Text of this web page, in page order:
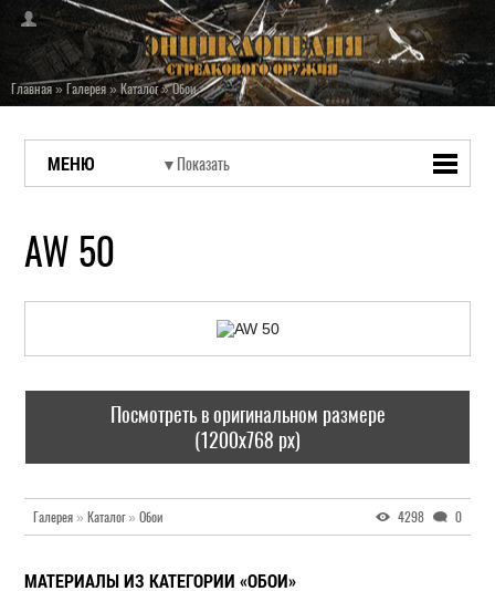
Главная»Галерея»Каталог»Обои
МЕНЮ
AW 50
Посмотреть в оригинальном размере
(1200x768 px)
Галерея » Каталог» Обои 4298 0
МАТЕРИАЛЫ ИЗ КАТЕГОРИИ «ОБОИ»